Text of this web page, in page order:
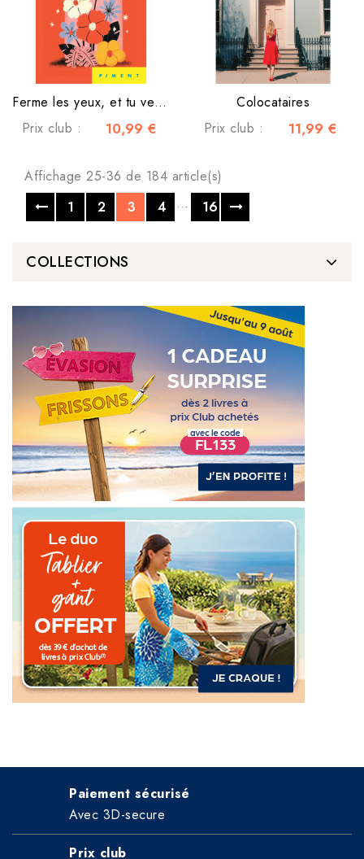
Ferme les yeux, et tu verras
Prix club :
10,99 €
Colocataires
Prix club :
11,99 €
Affichage 25-36 de 184 article(s)
1
2 3 4 … 16
COLLECTIONS
Paiement sécurisé
Avec 3D-secure
Prix club